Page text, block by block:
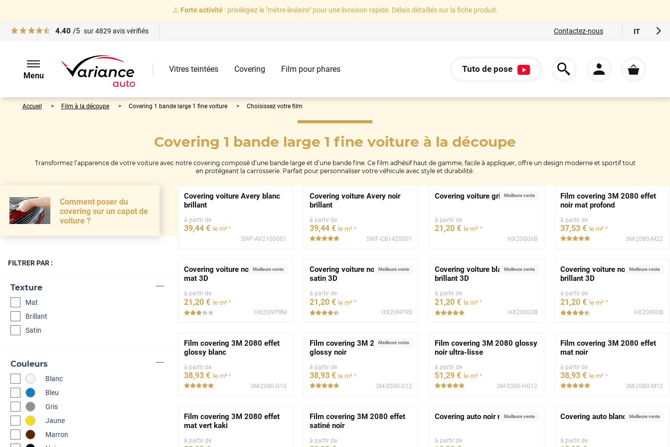
⚠️ Forte activité: privilégiez le "mètre linéaire" pour une livraison rapide. Délais détaillés sur la fiche produit.
4.40 /5 sur4829 avis vérifiés Contactez-nous IT
DE
Menu
Vitres teintées Covering Film pour phares Tuto de pose
Accueil Film à la découpe Covering 1 bande large 1 fine voiture Choisissez votre film
Covering 1 bande large 1 fine voiture à la découpe
Transformez l’apparence de votre voiture avec notre covering composé d’une bande large et d’une bande fine. Ce film adhésif haut de gamme, facile à appliquer, offre un design moderne et sportif tout
en protégeant la carrosserie. Parfait pour personnaliser votre véhicule avec style et durabilité.
Comment poser du
covering sur un capot de
voiture ?
FILTRER PAR :
Texture
Mat
Brillant
Satin
Couleurs
Blanc
Bleu
Gris
Jaune
Marron
Covering voiture Avery blanc
brillant
à partir de
39,44 € le m²*
SWF-AV2100001
Covering voiture Avery noir
brillant
à partir de
39,44 € le m² *
***** SWF-CB1420001
Meilleure vente
Covering voiture gris Nardo 3D
à partir de
21,20 € le m² *
HX20G06B
Film covering 3M 2080 effet
noir mat profond
à partir de
37,53 € le m² *
3M-2080-M22
Meilleure vente
Covering voiture noir profond
mat 3D
à partir de
21,20 € le m²*
***** HX20NPRM
Meilleure vente
Covering voiture noir profond
satin 3D
à partir de
21,20 € le m² *
***** HX20NPRS
Meilleure vente
Covering voiture blanc glacier
brillant 3D
à partir de
21,20 € le m² *
HX20003B
Meilleure vente
Covering voiture noir profond
brillant 3D
à partir de
21,20 € le m² *
***** HX20890B
Film covering 3M 2080 effet
glossy blanc
à partir de
38,93 € le m²*
***** 3M-2080-G10
Meilleure vente
Film covering 3M 2080 effet
glossy noir
à partir de
38,93 € le m² *
***** 3M-2080-G12
Film covering 3M 2080 glossy
noir ultra-lisse
à partir de
51 ,29 € le m² *
3M-2080-HG12
Film covering 3M 2080 effet
mat noir
à partir de
38,93 € le m² *
3M-2080-M12
Film covering 3M 2080 effet
mat vert kaki
à partir de
Film covering 3M 2080 effet
satiné noir
à partir de
Meilleure vente
Covering auto noir mat 2D
à partir de
Meilleure vente
Covering auto blanc brillant 2D
à partir de